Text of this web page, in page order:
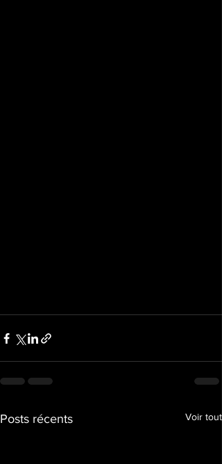
Posts récents Voir tout